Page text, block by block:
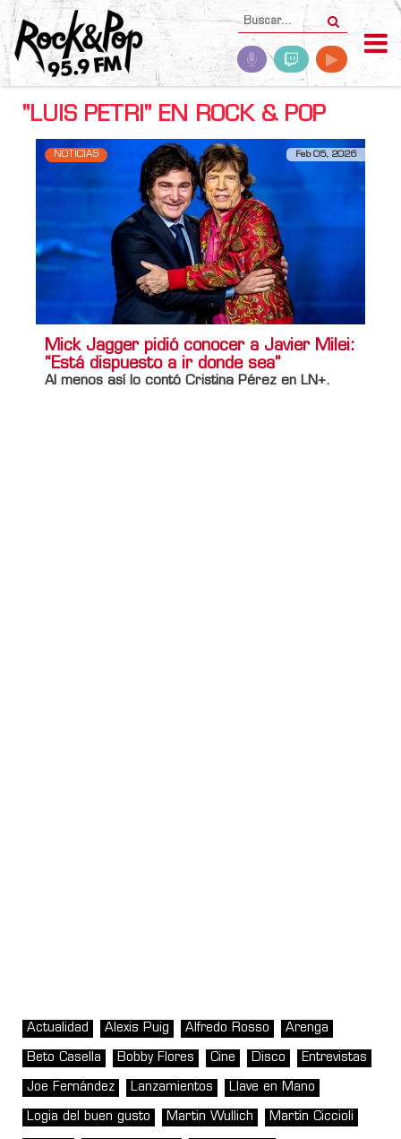
"LUIS PETRI" EN ROCK & POP
NOTICIAS Feb 05, 2026
Mick Jagger pidió conocer a Javier Milei:
“Está dispuesto a ir donde sea”
Al menos así lo contó Cristina Pérez en LN+.
Actualidad Alexis Puig Alfredo Rosso Arenga
Beto Casella Bobby Flores Cine Disco Entrevistas
Joe Fernández Lanzamientos Llave en Mano
Logia del buen gusto Martin Wullich Martín Ciccioli